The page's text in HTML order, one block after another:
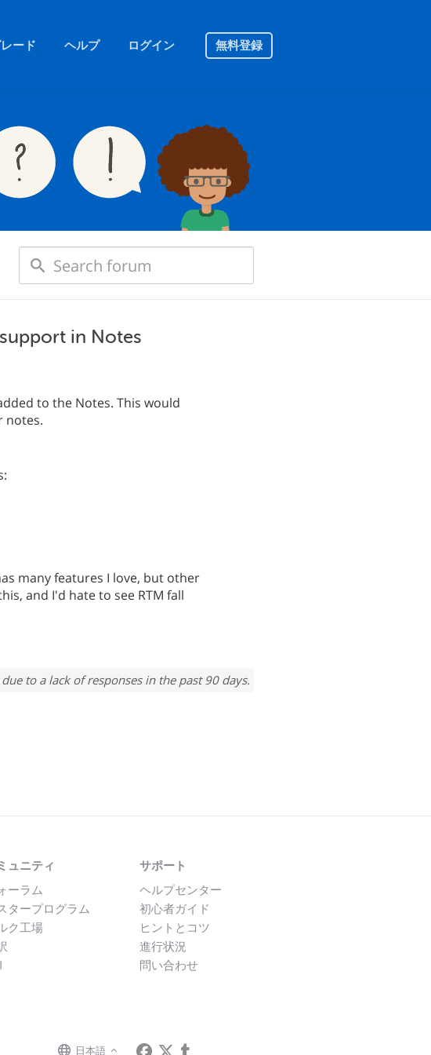
ード ヘルプ ログイン 無料登録
in Notes
to the Notes. This would
notes.
many features I love, but other
and I'd hate to see RTM fall
to a lack of responses in the past 90 days.
ュニティ
ーラム
タープログラム
ク工場
サポート
ヘルプセンター
初心者ガイド
ヒントとコツ
進行状況
問い合わせ
日本語